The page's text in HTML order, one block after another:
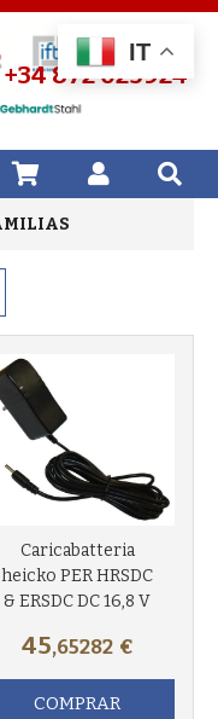
IT
+34 872 025924
Caricabatteria
heicko PER HRSDC
& ERSDC DC 16,8 V
45,65282 €
COMPRAR